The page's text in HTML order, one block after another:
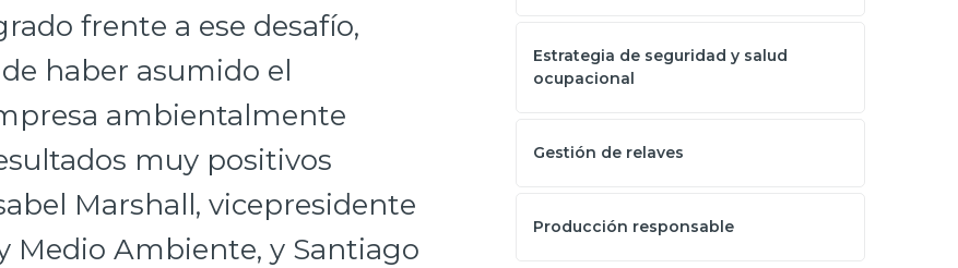
frente a ese desafío,
haber asumido el
ambientalmente
muy positivos
Marshall, vicepresidente
Medio Ambiente, y Santiago
Estrategia de seguridad y salud
ocupacional
Gestión de relaves
Producción responsable